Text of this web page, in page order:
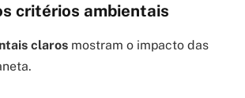
critérios ambientais
claros mostram o impacto das